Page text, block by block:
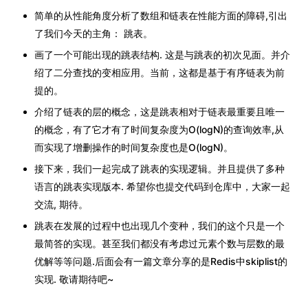
简单的从性能角度分析了数组和链表在性能方面的障碍,引出
了我们今天的主角： 跳表。
画了一个可能出现的跳表结构. 这是与跳表的初次见面。并介
绍了二分查找的变相应用。当前，这都是基于有序链表为前
提的。
介绍了链表的层的概念，这是跳表相对于链表最重要且唯一
的概念，有了它才有了时间复杂度为O(logN)的查询效率,从
而实现了增删操作的时间复杂度也是O(logN)。
接下来，我们一起完成了跳表的实现逻辑。并且提供了多种
语言的跳表实现版本. 希望你也提交代码到仓库中，大家一起
交流, 期待。
跳表在发展的过程中也出现几个变种，我们的这个只是一个
最简答的实现。甚至我们都没有考虑过元素个数与层数的最
优解等等问题.后面会有一篇文章分享的是Redis中skiplist的
实现. 敬请期待吧~